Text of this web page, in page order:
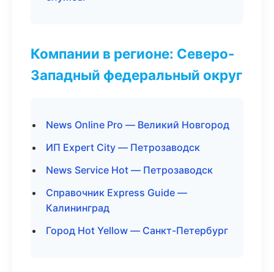
Компании в регионе: Северо-
Западный федеральный округ
News Online Pro — Великий Новгород
ИП Expert City — Петрозаводск
News Service Hot — Петрозаводск
Справочник Express Guide —
Калининград
Город Hot Yellow — Санкт-Петербург